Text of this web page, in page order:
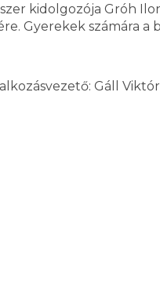
kidolgozója Gróh
Gyerekek számára a
Gáll